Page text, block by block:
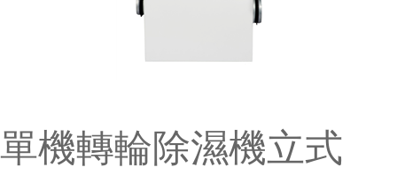
單機轉輪除濕機立式